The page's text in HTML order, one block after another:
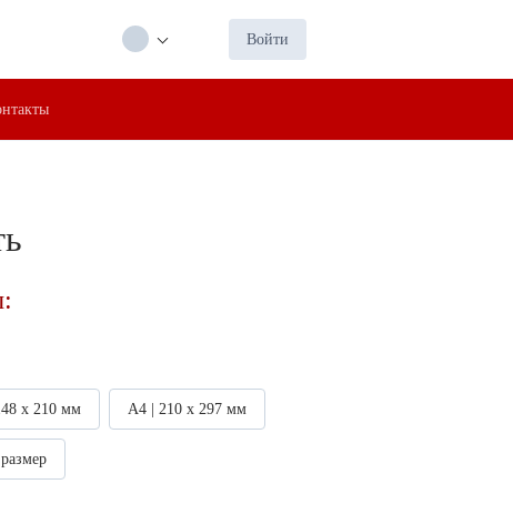
Войти
х 210 мм А4 | 210 х 297 мм